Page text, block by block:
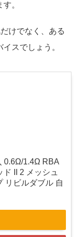
。
けでなく、ある
スでしょう。
0.6Ω/1.4Ω RBA
II 2 メッシュ
リビルダブル 自